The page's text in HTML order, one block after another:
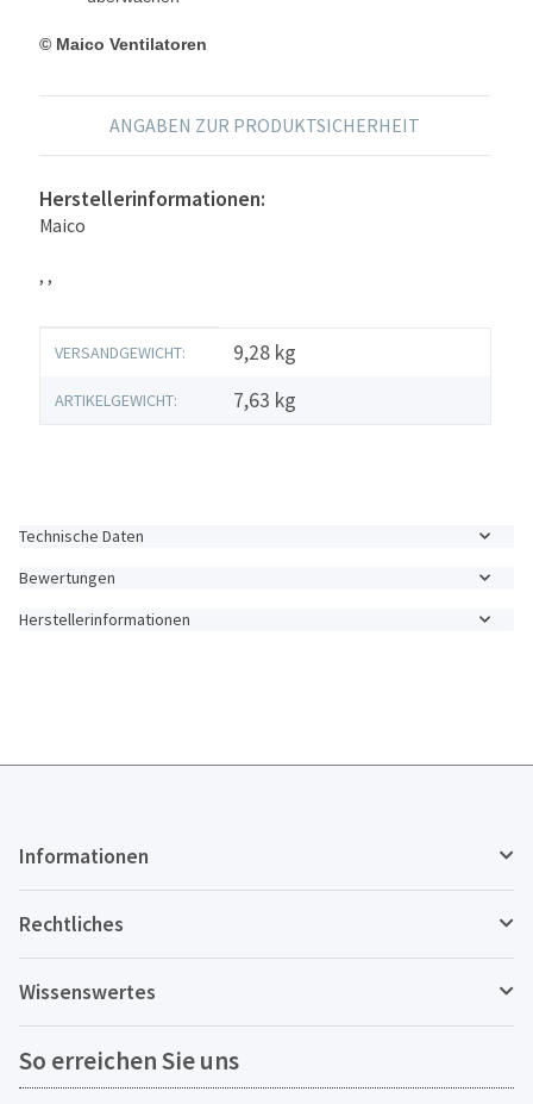
© Maico Ventilatoren
ANGABEN ZUR PRODUKTSICHERHEIT
Herstellerinformationen:
Maico
, ,
Produkteigenschaft
Wert
VERSANDGEWICHT: 9,28 kg
ARTIKELGEWICHT: 7,63 kg
Technische Daten
Bewertungen
Herstellerinformationen
Informationen
Rechtliches
Wissenswertes
So erreichen Sie uns